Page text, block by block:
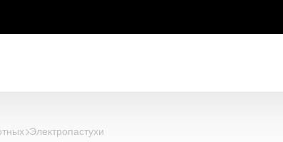
Электропастухи